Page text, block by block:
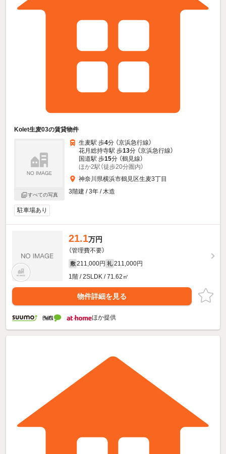
Kolet生麦03の賃貸物件
すべての写真
生麦駅 歩4分 （京浜急行線）
花月総持寺駅 歩13分 （京浜急行線）
国道駅 歩15分 （鶴見線）
ほか2駅（徒歩20分圏内）
神奈川県横浜市鶴見区生麦3丁目
3階建 / 3年 / 木造
駐車場あり
21.1万円
（管理費不要）
敷 211,000円 礼 211,000円
1階 / 2SLDK / 71.62㎡
物件詳細を見る
ほか提供